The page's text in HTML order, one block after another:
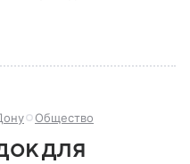
Общество
для